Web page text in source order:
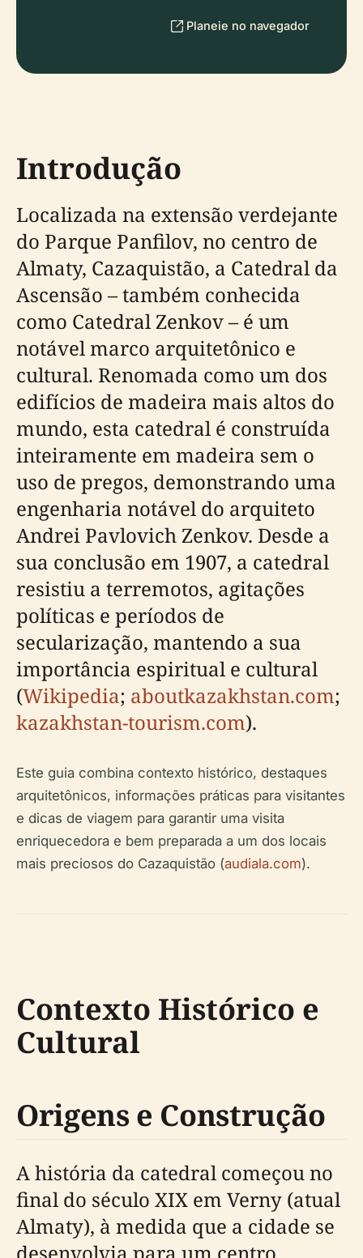
Planeie no navegador
Introdução
Localizada na extensão verdejante
do Parque Panfilov, no centro de
Almaty, Cazaquistão, a Catedral da
Ascensão – também conhecida
como Catedral Zenkov – é um
notável marco arquitetônico e
cultural. Renomada como um dos
edifícios de madeira mais altos do
mundo, esta catedral é construída
inteiramente em madeira sem o
uso de pregos, demonstrando uma
engenharia notável do arquiteto
Andrei Pavlovich Zenkov. Desde a
sua conclusão em 1907, a catedral
resistiu a terremotos, agitações
políticas e períodos de
secularização, mantendo a sua
importância espiritual e cultural
(Wikipedia; aboutkazakhstan.com;
kazakhstan-tourism.com).
Este guia combina contexto histórico, destaques
arquitetônicos, informações práticas para visitantes
e dicas de viagem para garantir uma visita
enriquecedora e bem preparada a um dos locais
mais preciosos do Cazaquistão (audiala.com).
Contexto Histórico e
Cultural
Origens e Construção
A história da catedral começou no
final do século XIX em Verny (atual
Almaty), à medida que a cidade se
desenvolvia para um centro